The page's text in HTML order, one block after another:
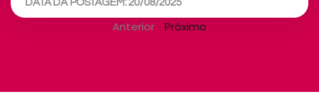
DATA DA POSTAGEM: 20/08/2025
Anterior Próximo